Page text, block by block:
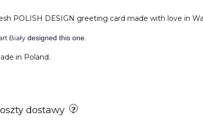
POLISH DESIGN greeting card made with love in
Biały designed this one.
in Poland.
dostawy